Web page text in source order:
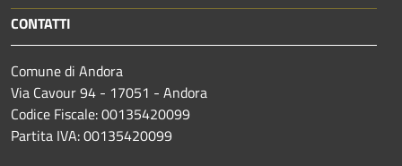
CONTATTI
Comune di Andora
Via Cavour 94 - 17051 - Andora
Codice Fiscale: 00135420099
Partita IVA: 00135420099